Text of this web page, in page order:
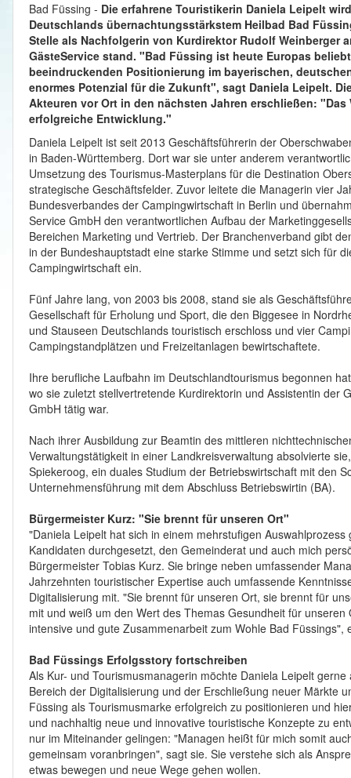
Bad Füssing - Die erfahrene Touristikerin Daniela Leipelt
Deutschlands übernachtungsstärkstem Heilbad Bad
Stelle als Nachfolgerin von Kurdirektor Rudolf Weinberger
GästeService stand. "Bad Füssing ist heute Europas
beeindruckenden Positionierung im bayerischen,
enormes Potenzial für die Zukunft", sagt Daniela Leipelt.
Akteuren vor Ort in den nächsten Jahren erschließen:
erfolgreiche Entwicklung."
Daniela Leipelt ist seit 2013 Geschäftsführerin der
in Baden-Württemberg. Dort war sie unter anderem
Umsetzung des Tourismus-Masterplans für die Destination
strategische Geschäftsfelder. Zuvor leitete die Managerin vier
Bundesverbandes der Campingwirtschaft in Berlin und
Service GmbH den verantwortlichen Aufbau der
Bereichen Marketing und Vertrieb. Der Branchenverband gibt
in der Bundeshauptstadt eine starke Stimme und setzt sich für
Campingwirtschaft ein.
Fünf Jahre lang, von 2003 bis 2008, stand sie als
Gesellschaft für Erholung und Sport, die den Biggesee in
und Stauseen Deutschlands touristisch erschloss und vier
Campingstandplätzen und Freizeitanlagen bewirtschaftete.
Ihre berufliche Laufbahn im Deutschlandtourismus begonnen
wo sie zuletzt stellvertretende Kurdirektorin und Assistentin der
GmbH tätig war.
Nach ihrer Ausbildung zur Beamtin des mittleren
Verwaltungstätigkeit in einer Landkreisverwaltung absolvierte
Spiekeroog, ein duales Studium der Betriebswirtschaft mit den
Unternehmensführung mit dem Abschluss Betriebswirtin (BA).
Bürgermeister Kurz: "Sie brennt für unseren Ort"
"Daniela Leipelt hat sich in einem mehrstufigen
Kandidaten durchgesetzt, den Gemeinderat und auch mich
Bürgermeister Tobias Kurz. Sie bringe neben umfassender
Jahrzehnten touristischer Expertise auch umfassende
Digitalisierung mit. "Sie brennt für unseren Ort, sie brennt für
mit und weiß um den Wert des Themas Gesundheit für
intensive und gute Zusammenarbeit zum Wohle Bad Füssings",
Bad Füssings Erfolgsstory fortschreiben
Als Kur- und Tourismusmanagerin möchte Daniela Leipelt
Bereich der Digitalisierung und der Erschließung neuer Märkte
Füssing als Tourismusmarke erfolgreich zu positionieren und
und nachhaltig neue und innovative touristische Konzepte zu
nur im Miteinander gelingen: "Managen heißt für mich somit
gemeinsam voranbringen", sagt sie. Sie verstehe sich als
etwas bewegen und neue Wege gehen wollen.